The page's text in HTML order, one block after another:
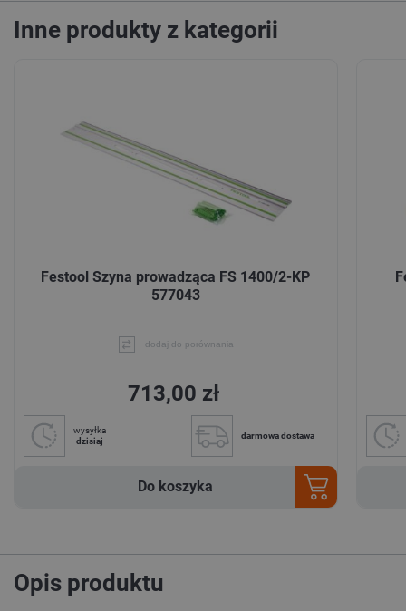
Inne produkty z kategorii
Festool Szyna prowadząca FS 1400/2-KP
577043
dodaj do porównania
713,00 zł
wysyłka
dzisiaj
darmowa dostawa
Do koszyka
Opis produktu